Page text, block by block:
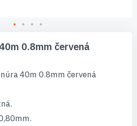
0.8mm červená
40m 0.8mm červená